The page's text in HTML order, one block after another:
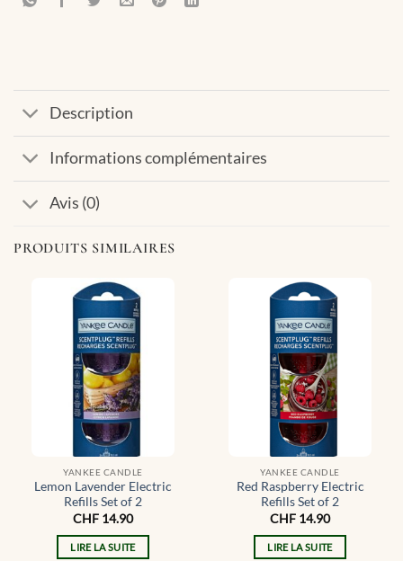
Description
Informations complémentaires
Avis (0)
PRODUITS SIMILAIRES
YANKEE CANDLE
Lemon Lavender Electric
Refills Set of 2
CHF 14.90
LIRE LA SUITE
YANKEE CANDLE
Red Raspberry Electric
Refills Set of 2
CHF 14.90
LIRE LA SUITE